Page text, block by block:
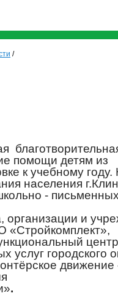
/
помощи детям из
к учебному году.
населения
- письменных
организации и
центр
услуг городского
движение
.